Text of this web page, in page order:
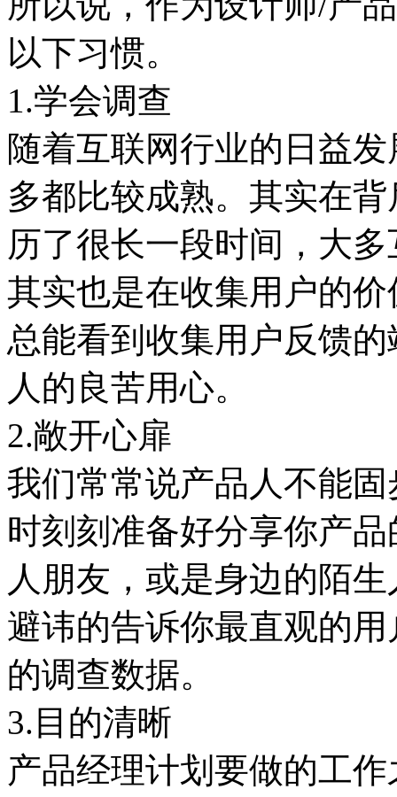
以下习惯。
1.学会调查
随着互联网行业的日益
多都比较成熟。其实在
历了很长一段时间，大
其实也是在收集用户的
总能看到收集用户反馈
人的良苦用心。
2.敞开心扉
我们常常说产品人不能
时刻刻准备好分享你产
人朋友，或是身边的陌
避讳的告诉你最直观的
的调查数据。
3.目的清晰
产品经理计划要做的工